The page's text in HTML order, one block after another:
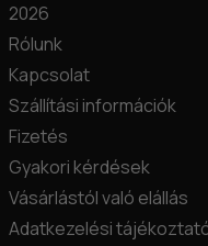
2026
Rólunk
Kapcsolat
Szállítási információk
Fizetés
Gyakori kérdések
Vásárlástól való elállás
Adatkezelési